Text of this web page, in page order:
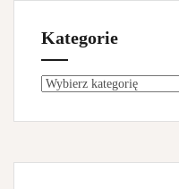
Kategorie
K
t
g